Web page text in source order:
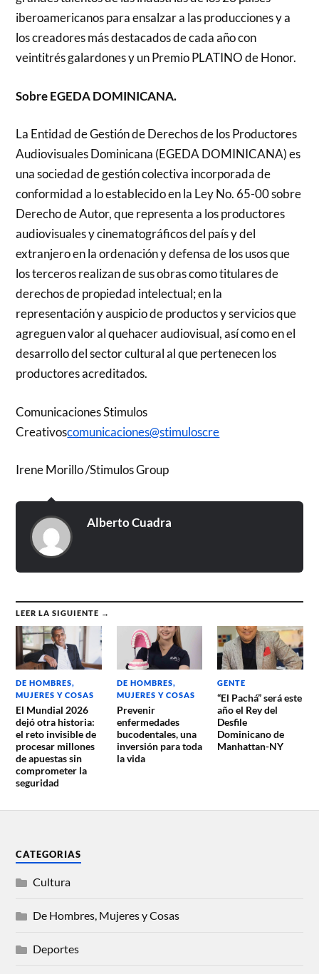
iberoamericanos para ensalzar a las producciones y a
los creadores más destacados de cada año con
veintitrés galardones y un Premio PLATINO de Honor.
Sobre EGEDA DOMINICANA.
La Entidad de Gestión de Derechos de los Productores
Audiovisuales Dominicana (EGEDA DOMINICANA) es
una sociedad de gestión colectiva incorporada de
conformidad a lo establecido en la Ley No. 65-00 sobre
Derecho de Autor, que representa a los productores
audiovisuales y cinematográficos del país y del
extranjero en la ordenación y defensa de los usos que
los terceros realizan de sus obras como titulares de
derechos de propiedad intelectual; en la
representación y auspicio de productos y servicios que
agreguen valor al quehacer audiovisual, así como en el
desarrollo del sector cultural al que pertenecen los
productores acreditados.
Comunicaciones Stimulos
Creativoscomunicaciones@stimuloscre
Irene Morillo /Stimulos Group
Alberto Cuadra
LEER LA SIGUIENTE →
DE HOMBRES,
MUJERES Y COSAS
El Mundial 2026
dejó otra historia:
el reto invisible de
procesar millones
de apuestas sin
comprometer la
seguridad
DE HOMBRES,
MUJERES Y COSAS
Prevenir
enfermedades
bucodentales, una
inversión para toda
la vida
GENTE
“El Pachá” será este
año el Rey del
Desfile
Dominicano de
Manhattan-NY
CATEGORIAS
Cultura
De Hombres, Mujeres y Cosas
Deportes